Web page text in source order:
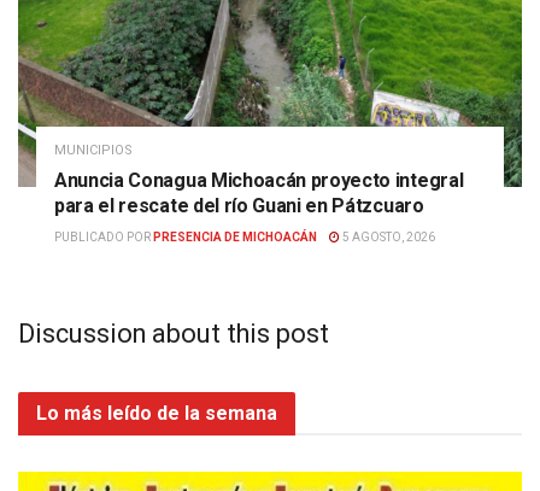
MUNICIPIOS
Anuncia Conagua Michoacán proyecto integral
para el rescate del río Guani en Pátzcuaro
PUBLICADO POR PRESENCIA DE MICHOACÁN 5 AGOSTO, 2026
Discussion about this post
Lo más leído de la semana